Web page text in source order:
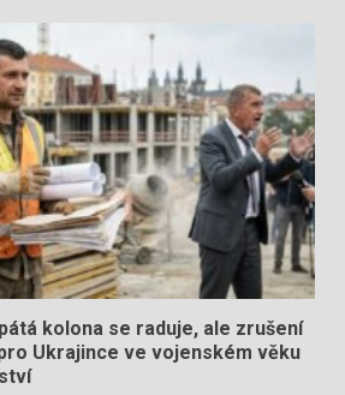
kolona se raduje, ale zrušení
Ukrajince ve vojenském věku